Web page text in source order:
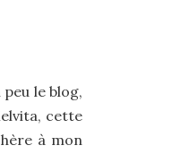
peu le blog,
cette
à mon